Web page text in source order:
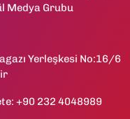
Medya Grubu
Yerleşkesi No:16/6
+90 232 4048989